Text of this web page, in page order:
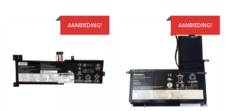
AANBIEDING! AANBIEDING!